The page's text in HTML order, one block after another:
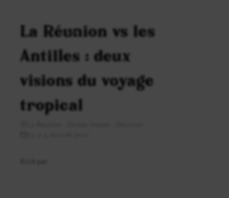
La Réunion vs les
Antilles : deux
visions du voyage
tropical